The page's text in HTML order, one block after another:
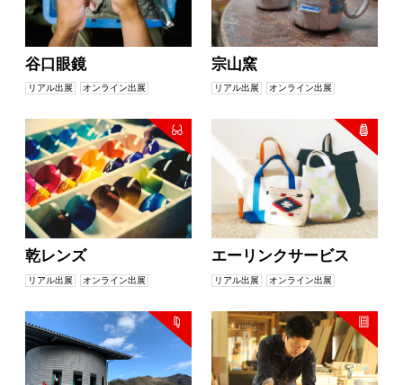
谷口眼鏡
リアル出展 オンライン出展
宗山窯
リアル出展 オンライン出展
乾レンズ
リアル出展 オンライン出展
エーリンクサービス
リアル出展 オンライン出展